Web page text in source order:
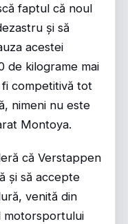
faptul că noul
și să
acestei
de kilograme mai
competitivă tot
nimeni nu este
Montoya.
că Verstappen
și să accepte
venită din
motorsportului